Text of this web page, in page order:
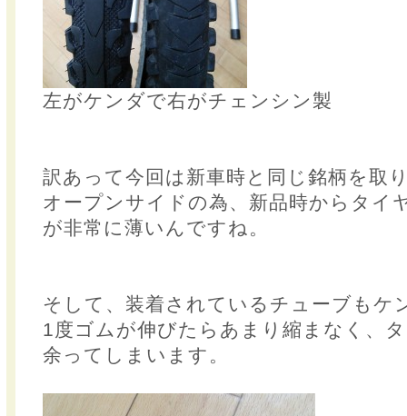
左がケンダで右がチェンシン製
訳あって今回は新車時と同じ銘柄を取
オープンサイドの為、新品時からタイ
が非常に薄いんですね。
そして、装着されているチューブもケ
1度ゴムが伸びたらあまり縮まなく、
余ってしまいます。